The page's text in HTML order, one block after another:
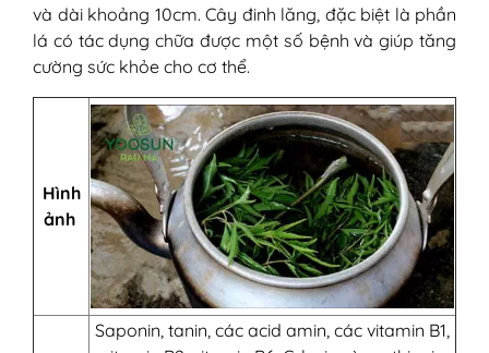
và dài khoảng 10cm. Cây đinh lăng, đặc biệt là phần
lá có tác dụng chữa được một số bệnh và giúp tăng
cường sức khỏe cho cơ thể.
Hình
ảnh
Saponin, tanin, các acid amin, các vitamin B1,